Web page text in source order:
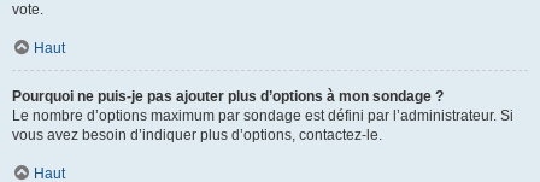
vote.
Haut
Pourquoi ne puis-je pas ajouter plus d’options à mon sondage ?
Le nombre d’options maximum par sondage est défini par l’administrateur. Si
vous avez besoin d’indiquer plus d’options, contactez-le.
Haut